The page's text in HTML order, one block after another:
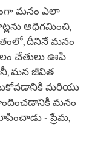
మనం ఎలా
అధిగమించి,
దీనినే మనం
చేతులు ఊపి
మన జీవిత
మరియు
మనం
- ప్రేమ,